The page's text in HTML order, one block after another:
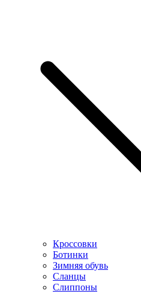
Кроссовки
Ботинки
Зимняя обувь
Сланцы
Слиппоны